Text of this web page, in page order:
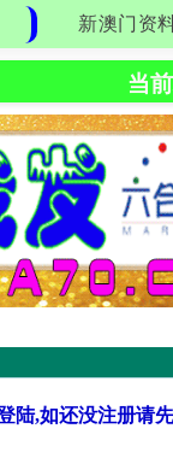
新澳门资
当
陆,如还没注册请